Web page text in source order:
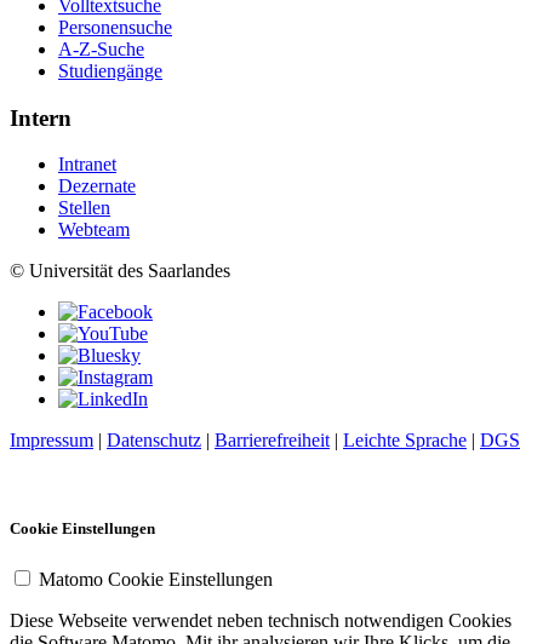
Volltextsuche
Personensuche
A-Z-Suche
Studiengänge
Intern
Intranet
Dezernate
Stellen
Webteam
© Universität des Saarlandes
Impressum | Datenschutz | Barrierefreiheit | Leichte Sprache | DGS
Cookie Einstellungen
Matomo Cookie Einstellungen
Diese Webseite verwendet neben technisch notwendigen Cookies